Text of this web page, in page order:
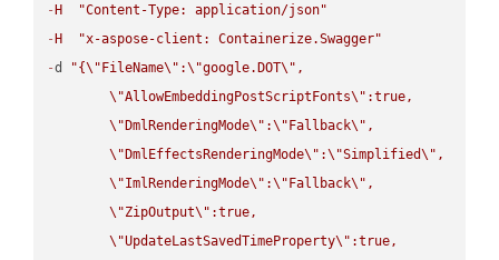
- H
"Content-Type: application/json"
- H
"x-aspose-client: Containerize.Swagger"
-d "{\" FileName\" :\"google.DOT\" ,
\"AllowEmbeddingPostScriptFonts\" :true,
\" DmlRenderingMode\" :\" Fallback\" ,
\" DmlEffectsRenderingMode\" :\"Simplified\" ,
\"ImlRenderingMode\" :\" Fallback\" ,
\"ZipOutput\" :true,
\"UpdateLastSavedTimeProperty\" :true,